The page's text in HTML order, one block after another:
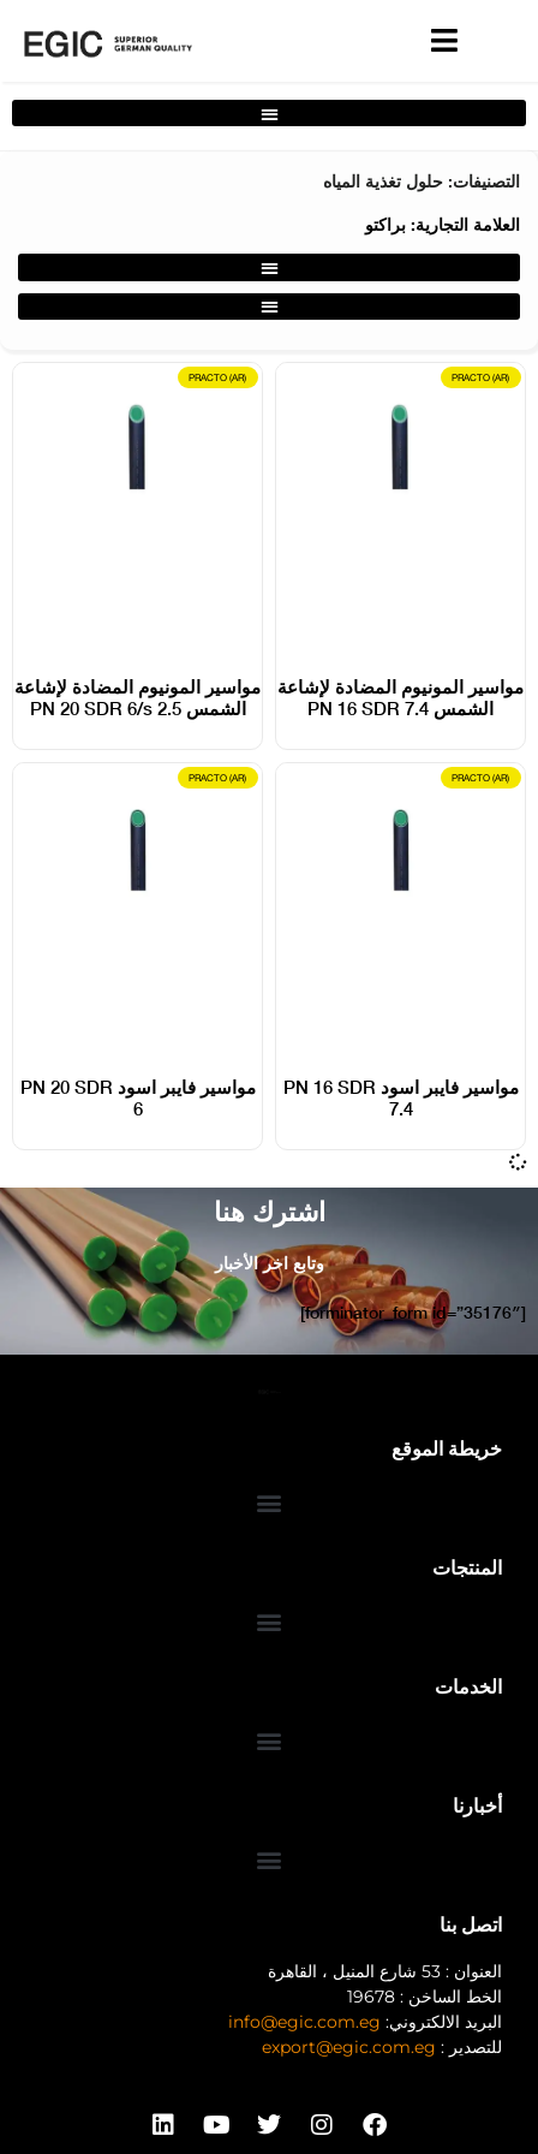
التصنيفات: حلول تغذية المياه
العلامة التجارية: براكتو
PRACTO (AR)
مواسير المونيوم المضادة لإشاعة
الشمس PN 16 SDR 7.4
PRACTO (AR)
مواسير المونيوم المضادة لإشاعة
الشمس PN 20 SDR 6/s 2.5
PRACTO (AR)
مواسير فايبر اسود PN 16 SDR
7.4
PRACTO (AR)
مواسير فايبر اسود PN 20 SDR
6
اشترك هنا
وتابع اخر الأخبار
[forminator_form id=”35176″]
خريطة الموقع
المنتجات
الخدمات
أخبارنا
اتصل بنا
العنوان : 53 شارع المنيل ، القاهرة
الخط الساخن : 19678
البريد الالكتروني: info@egic.com.eg
للتصدير : export@egic.com.eg